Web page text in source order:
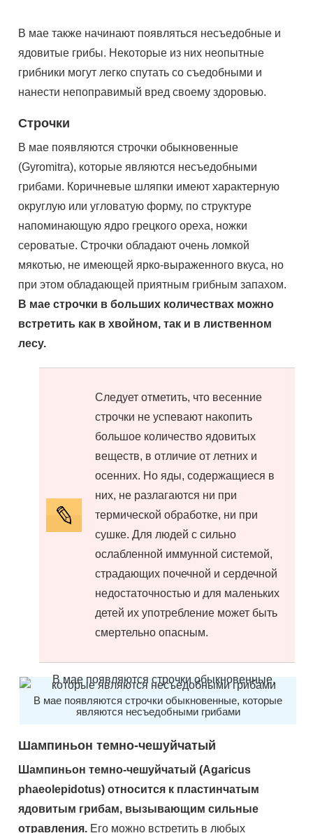
В мае также начинают появляться несъедобные и
ядовитые грибы. Некоторые из них неопытные
грибники могут легко спутать со съедобными и
нанести непоправимый вред своему здоровью.
Строчки
В мае появляются строчки обыкновенные
(Gyromitra), которые являются несъедобными
грибами. Коричневые шляпки имеют характерную
округлую или угловатую форму, по структуре
напоминающую ядро грецкого ореха, ножки
сероватые. Строчки обладают очень ломкой
мякотью, не имеющей ярко-выраженного вкуса, но
при этом обладающей приятным грибным запахом.
В мае строчки в больших количествах можно
встретить как в хвойном, так и в лиственном
лесу.
Следует отметить, что весенние
строчки не успевают накопить
большое количество ядовитых
веществ, в отличие от летних и
осенних. Но яды, содержащиеся в
них, не разлагаются ни при
термической обработке, ни при
сушке. Для людей с сильно
ослабленной иммунной системой,
страдающих почечной и сердечной
недостаточностью и для маленьких
детей их употребление может быть
смертельно опасным.
В мае появляются строчки обыкновенные, которые
являются несъедобными грибами
Шампиньон темно-чешуйчатый
Шампиньон темно-чешуйчатый (Agaricus
phaeolepidotus) относится к пластинчатым
ядовитым грибам, вызывающим сильные
отравления. Его можно встретить в любых